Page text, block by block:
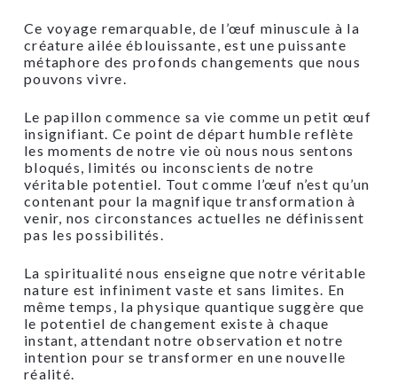
Ce voyage remarquable, de l’œuf minuscule à la
créature ailée éblouissante, est une puissante
métaphore des profonds changements que nous
pouvons vivre.
Le papillon commence sa vie comme un petit œuf
insignifiant. Ce point de départ humble reflète
les moments de notre vie où nous nous sentons
bloqués, limités ou inconscients de notre
véritable potentiel. Tout comme l’œuf n’est qu’un
contenant pour la magnifique transformation à
venir, nos circonstances actuelles ne définissent
pas les possibilités.
La spiritualité nous enseigne que notre véritable
nature est infiniment vaste et sans limites. En
même temps, la physique quantique suggère que
le potentiel de changement existe à chaque
instant, attendant notre observation et notre
intention pour se transformer en une nouvelle
réalité.